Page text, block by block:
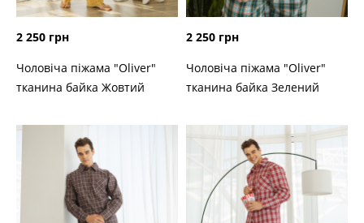
2 250 грн
Чоловіча піжама "Oliver"
тканина байка Жовтий
2 250 грн
Чоловіча піжама "Oliver"
тканина байка Зелений